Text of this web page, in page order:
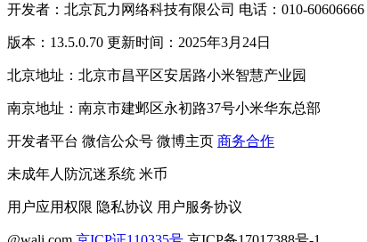
开发者：北京瓦力网络科技有限公司 电话：010-60606666
版本：13.5.0.70 更新时间：2025年3月24日
北京地址：北京市昌平区安居路小米智慧产业园
南京地址：南京市建邺区永初路37号小米华东总部
开发者平台 微信公众号 微博主页 商务合作
未成年人防沉迷系统 米币
用户应用权限 隐私协议 用户服务协议